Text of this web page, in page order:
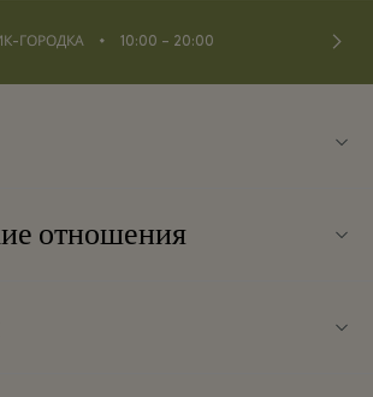
ГОРОДКА ⬩ 10:00 – 20:00
отношения